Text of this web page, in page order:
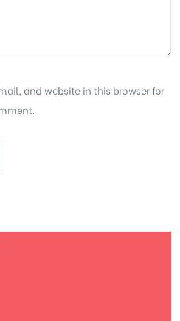
and website in this browser for